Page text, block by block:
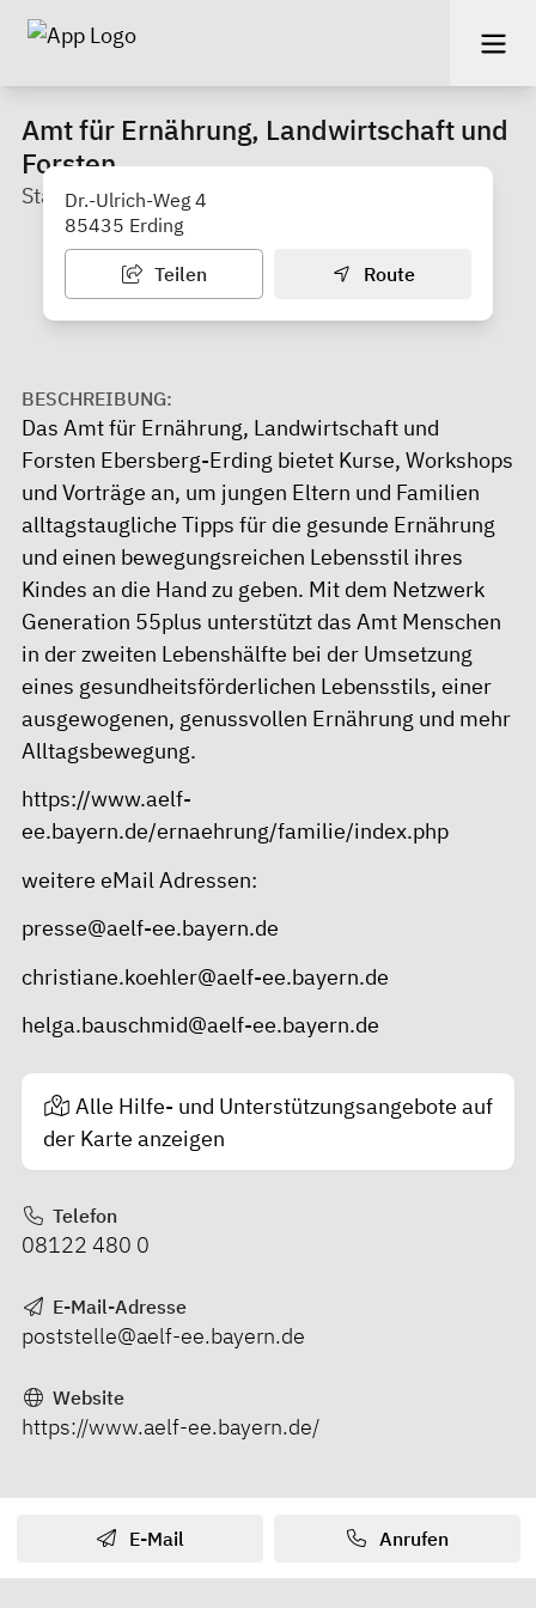
Amt für Ernährung, Landwirtschaft und
Forsten
Standort Erding
Dr.-Ulrich-Weg 4
85435 Erding
Teilen Route
BESCHREIBUNG:
Das Amt für Ernährung, Landwirtschaft und
Forsten Ebersberg-Erding bietet Kurse, Workshops
und Vorträge an, um jungen Eltern und Familien
alltagstaugliche Tipps für die gesunde Ernährung
und einen bewegungsreichen Lebensstil ihres
Kindes an die Hand zu geben. Mit dem Netzwerk
Generation 55plus unterstützt das Amt Menschen
in der zweiten Lebenshälfte bei der Umsetzung
eines gesundheitsförderlichen Lebensstils, einer
ausgewogenen, genussvollen Ernährung und mehr
Alltagsbewegung.
https://www.aelf-
ee.bayern.de/ernaehrung/familie/index.php
weitere eMail Adressen:
presse@aelf-ee.bayern.de
christiane.koehler@aelf-ee.bayern.de
helga.bauschmid@aelf-ee.bayern.de
Alle Hilfe- und Unterstützungsangebote auf
der Karte anzeigen
Telefon
08122 480 0
E-Mail-Adresse
poststelle@aelf-ee.bayern.de
Website
https://www.aelf-ee.bayern.de/
E-Mail Anrufen